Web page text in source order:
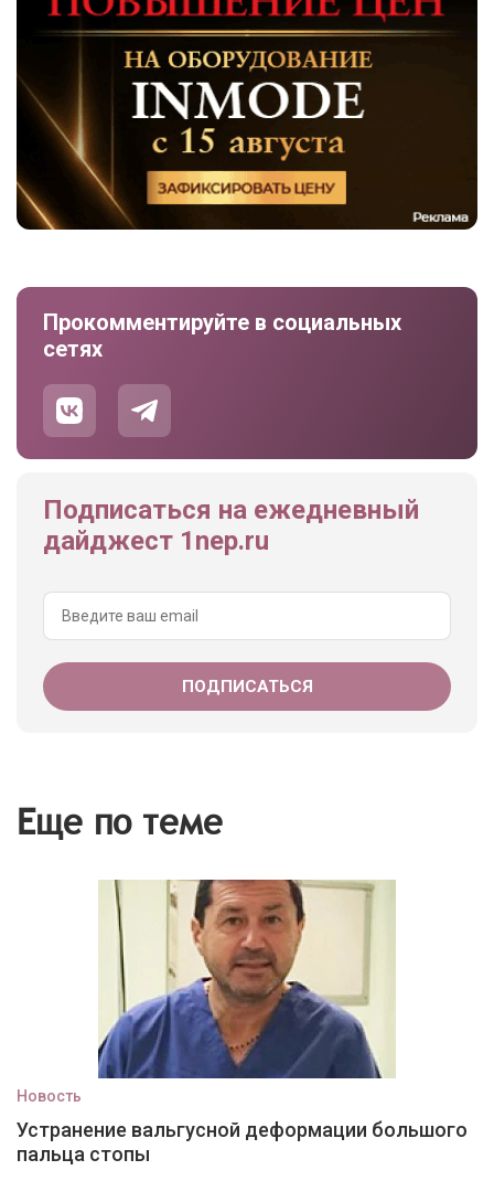
Прокомментируйте в социальных
сетях
Подписаться на ежедневный
дайджест 1nep.ru
Еще по теме
Новость
Устранение вальгусной деформации большого
пальца стопы